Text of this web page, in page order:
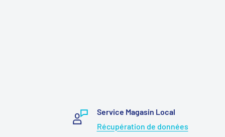
Service Magasin Local
Récupération de données